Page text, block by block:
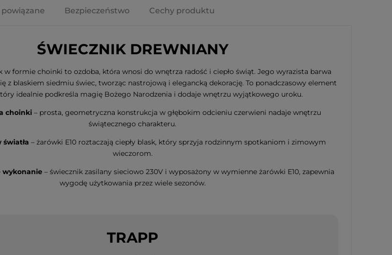
Dekoracja świąteczna szklany
Bałwanek Led OLLE 31cm na
Dekoracja świąteczna szklana
choinka Led CANDY TREE 16cm
na baterie
33,70 zł
do koszyka
Bezpieczeństwo Cechy produktu
ŚWIECZNIK DREWNIANY
w formie choinki to ozdoba, która wnosi do wnętrza radość i ciepło świąt. Jego wyrazista barwa
z blaskiem siedmiu świec, tworząc nastrojową i elegancką dekorację. To ponadczasowy element
idealnie podkreśla magię Bożego Narodzenia i dodaje wnętrzu wyjątkowego uroku.
choinki– prosta, geometryczna konstrukcja w głębokim odcieniu czerwieni nadaje wnętrzu
świątecznego charakteru.
– żarówki E10 roztaczają ciepły blask, który sprzyja rodzinnym spotkaniom i zimowym
wieczorom.
wykonanie– świecznik zasilany sieciowo 230V i wyposażony w wymienne żarówki E10, zapewnia
wygodę użytkowania przez wiele sezonów.
TRAPP